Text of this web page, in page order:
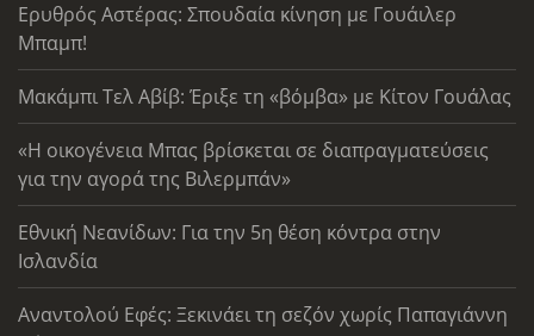
Ερυθρός Αστέρας: Σπουδαία κίνηση με Γουάιλερ
Μπαμπ!
Μακάμπι Τελ Αβίβ: Έριξε τη «βόμβα» με Κίτον Γουάλας
«Η οικογένεια Μπας βρίσκεται σε διαπραγματεύσεις
για την αγορά της Βιλερμπάν»
Εθνική Νεανίδων: Για την 5η θέση κόντρα στην
Ισλανδία
Αναντολού Εφές: Ξεκινάει τη σεζόν χωρίς Παπαγιάννη